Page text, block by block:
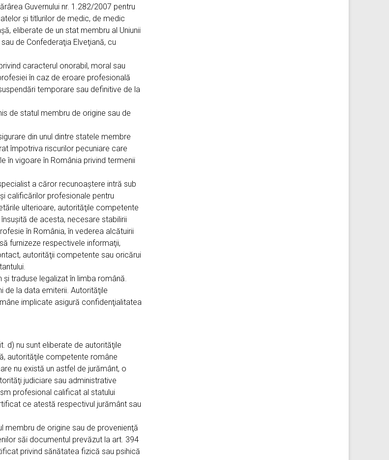
Guvernului nr. 1.282/2007 pentru
şi titlurilor de medic, de medic
eliberate de un stat membru al Uniunii
de Confederaţia Elveţiană, cu
caracterul onorabil, moral sau
în caz de eroare profesională
temporare sau definitive de la
de statul membru de origine sau de
din unul dintre statele membre
împotriva riscurilor pecuniare care
în vigoare în România privind termenii
a căror recunoaştere intră sub
calificărilor profesionale pentru
ulterioare, autorităţile competente
de acesta, necesare stabilirii
în România, în vederea alcătuirii
furnizeze respectivele informaţii,
autorităţii competente sau oricărui
traduse legalizat în limba română.
de la data emiterii. Autorităţile
implicate asigură confidenţialitatea
d) nu sunt eliberate de autorităţile
autorităţile competente române
nu există un astfel de jurământ, o
judiciare sau administrative
profesional calificat al statului
ce atestă respectivul jurământ sau
membru de origine sau de provenienţă
săi documentul prevăzut la art. 394
privind sănătatea fizică sau psihică